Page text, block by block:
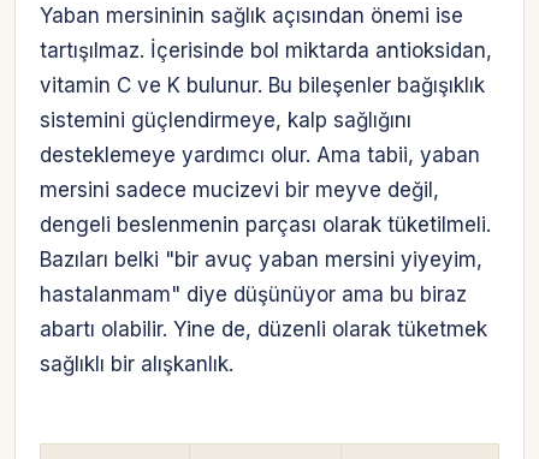
Yaban mersininin sağlık açısından önemi ise
tartışılmaz. İçerisinde bol miktarda antioksidan,
vitamin C ve K bulunur. Bu bileşenler bağışıklık
sistemini güçlendirmeye, kalp sağlığını
desteklemeye yardımcı olur. Ama tabii, yaban
mersini sadece mucizevi bir meyve değil,
dengeli beslenmenin parçası olarak tüketilmeli.
Bazıları belki "bir avuç yaban mersini yiyeyim,
hastalanmam" diye düşünüyor ama bu biraz
abartı olabilir. Yine de, düzenli olarak tüketmek
sağlıklı bir alışkanlık.